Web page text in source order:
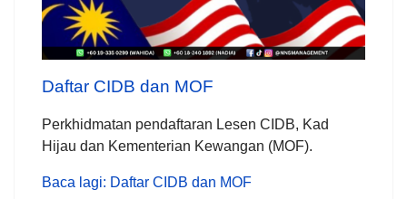
Daftar CIDB dan MOF
Perkhidmatan pendaftaran Lesen CIDB, Kad
Hijau dan Kementerian Kewangan (MOF).
Baca lagi: Daftar CIDB dan MOF